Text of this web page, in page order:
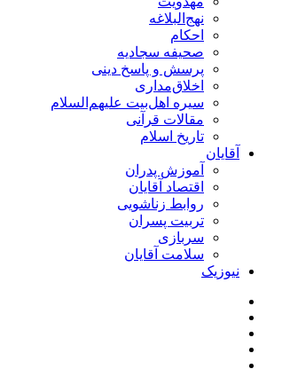
نهج‌البلاغه
احکام
صحیفه سجادیه
پرسش و پاسخ دینی
اخلاق‌مداری
سیره اهل‌بیت علیهم‌السلام
مقالات قرآنی
تاریخ اسلام
آقایان
آموزش پدران
اقتصاد آقایان
روابط زناشویی
تربیت پسران
سربازی
سلامت آقایان
نیوزیک